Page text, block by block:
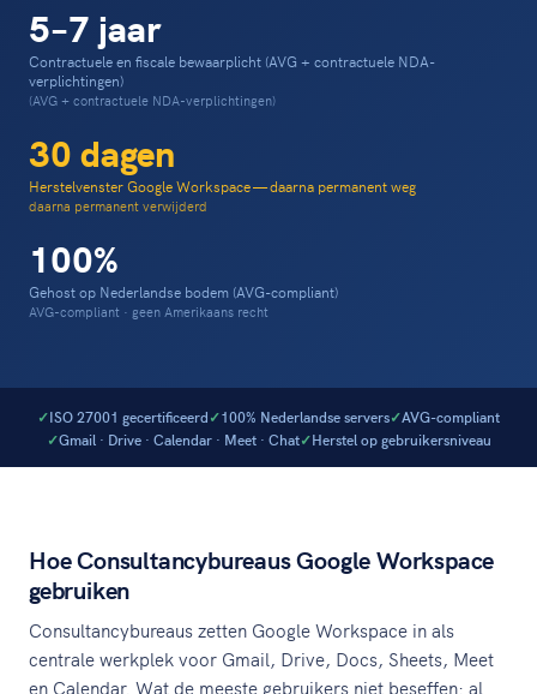
5–7 jaar
Contractuele en fiscale bewaarplicht (AVG + contractuele NDA-
verplichtingen)
(AVG + contractuele NDA-verplichtingen)
30 dagen
Herstelvenster Google Workspace — daarna permanent weg
daarna permanent verwijderd
100%
Gehost op Nederlandse bodem (AVG-compliant)
AVG-compliant · geen Amerikaans recht
ISO 27001 gecertificeerd 100% Nederlandse servers AVG-compliant
Gmail · Drive · Calendar · Meet · Chat
Herstel op gebruikersniveau
Hoe Consultancybureaus Google Workspace
gebruiken
Consultancybureaus zetten Google Workspace in als
centrale werkplek voor Gmail, Drive, Docs, Sheets, Meet
en Calendar. Wat de meeste gebruikers niet beseffen: al